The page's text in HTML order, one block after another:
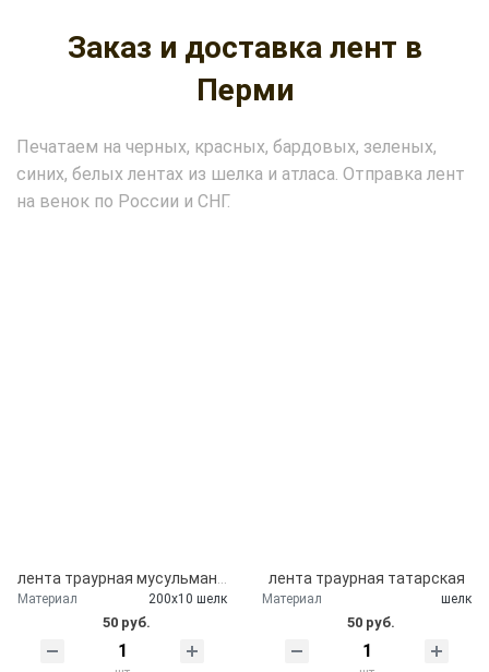
Заказ и доставка лент в
Перми
Печатаем на черных, красных, бардовых, зеленых,
синих, белых лентах из шелка и атласа. Отправка лент
на венок по России и СНГ.
лента траурная мусульманская
Материал 200х10 шелк
50 руб.
лента траурная татарская
Материал шелк
50 руб.